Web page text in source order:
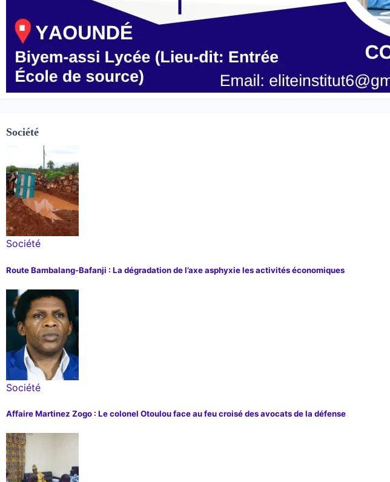
Société
Société
Route Bambalang-Bafanji : La dégradation de l’axe asphyxie les activités économiques
Société
Affaire Martinez Zogo : Le colonel Otoulou face au feu croisé des avocats de la défense